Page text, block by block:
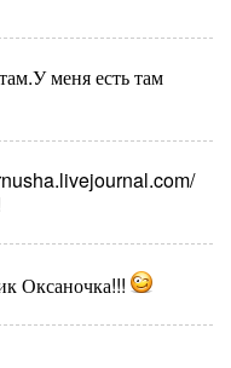
меня есть там
Оксаночка!!!